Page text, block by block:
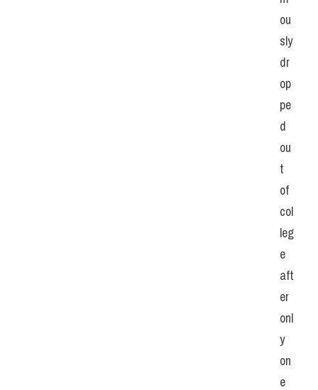
ou
sly
dr
op
pe
d
ou
t
of
col
leg
e
aft
er
onl
y
on
e